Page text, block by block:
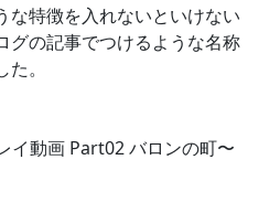
な特徴を入れないといけない
グの記事でつけるような名称
。
イ動画 Part02 バロンの町〜